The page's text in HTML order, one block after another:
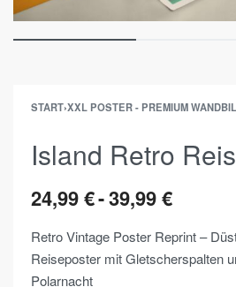
START›XXL POSTER - PREMIUM
Island Retro
24,99€ 39,99€
Retro Vintage Poster Reprint –
Reiseposter mit Gletscherspalten
Polarnacht